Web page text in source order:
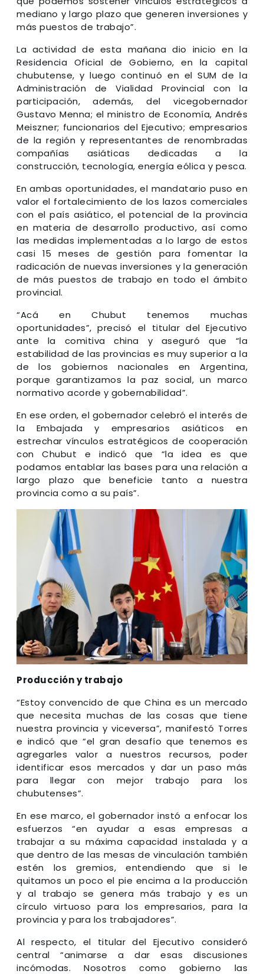
mediano y largo plazo que generen inversiones y
más puestos de trabajo”.
La actividad de esta mañana dio inicio en la
Residencia Oficial de Gobierno, en la capital
chubutense, y luego continuó en el SUM de la
Administración de Vialidad Provincial con la
participación, además, del vicegobernador
Gustavo Menna; el ministro de Economía, Andrés
Meiszner; funcionarios del Ejecutivo; empresarios
de la región y representantes de renombradas
compañías asiáticas dedicadas a la
construcción, tecnología, energía eólica y pesca.
En ambas oportunidades, el mandatario puso en
valor el fortalecimiento de los lazos comerciales
con el país asiático, el potencial de la provincia
en materia de desarrollo productivo, así como
las medidas implementadas a lo largo de estos
casi 15 meses de gestión para fomentar la
radicación de nuevas inversiones y la generación
de más puestos de trabajo en todo el ámbito
provincial.
“Acá en Chubut tenemos muchas
oportunidades”, precisó el titular del Ejecutivo
ante la comitiva china y aseguró que “la
estabilidad de las provincias es muy superior a la
de los gobiernos nacionales en Argentina,
porque garantizamos la paz social, un marco
normativo acorde y gobernabilidad”.
En ese orden, el gobernador celebró el interés de
la Embajada y empresarios asiáticos en
estrechar vínculos estratégicos de cooperación
con Chubut e indicó que “la idea es que
podamos entablar las bases para una relación a
largo plazo que beneficie tanto a nuestra
provincia como a su país”.
Producción y trabajo
“Estoy convencido de que China es un mercado
que necesita muchas de las cosas que tiene
nuestra provincia y viceversa”, manifestó Torres
e indicó que “el gran desafío que tenemos es
agregarles valor a nuestros recursos, poder
identificar esos mercados y dar un paso más
para llegar con mejor trabajo para los
chubutenses”.
En ese marco, el gobernador instó a enfocar los
esfuerzos “en ayudar a esas empresas a
trabajar a su máxima capacidad instalada y a
que dentro de las mesas de vinculación también
estén los gremios, entendiendo que si le
quitamos un poco el pie encima a la producción
y al trabajo se genera más trabajo y es un
círculo virtuoso para los empresarios, para la
provincia y para los trabajadores”.
Al respecto, el titular del Ejecutivo consideró
central “animarse a dar esas discusiones
incómodas. Nosotros como gobierno las